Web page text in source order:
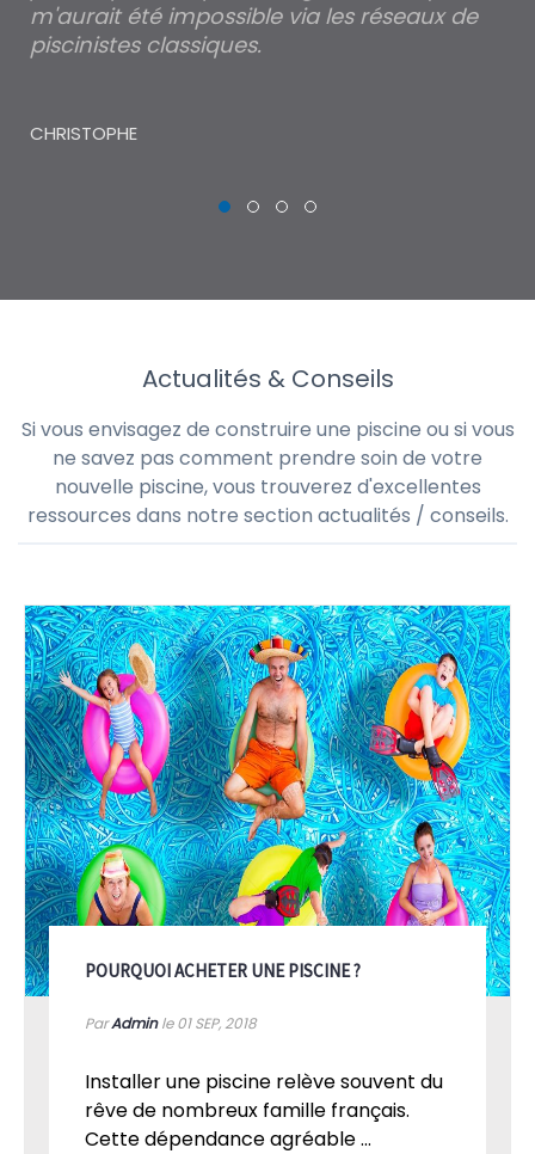
m'aurait été impossible via les réseaux de
piscinistes classiques.
CHRISTOPHE
Actualités & Conseils
Si vous envisagez de construire une piscine ou si vous
ne savez pas comment prendre soin de votre
nouvelle piscine, vous trouverez d'excellentes
ressources dans notre section actualités / conseils.
POURQUOI ACHETER UNE PISCINE ?
ParAdminle 01SEP, 2018
Installer une piscine relève souvent du
rêve de nombreux famille français.
Cette dépendance agréable ...